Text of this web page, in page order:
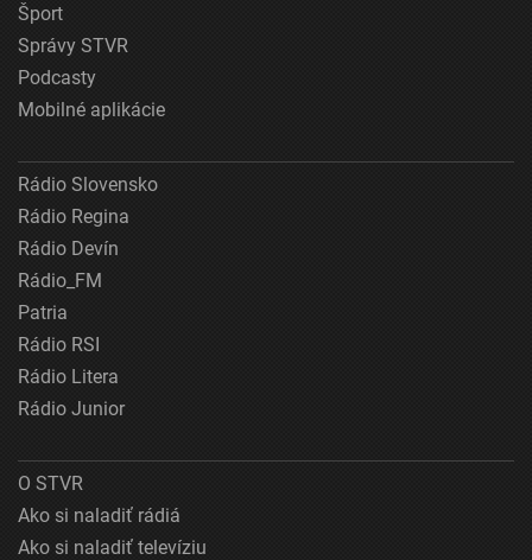
Šport
Správy STVR
Podcasty
Mobilné aplikácie
Rádio Slovensko
Rádio Regina
Rádio Devín
Rádio_FM
Patria
Rádio RSI
Rádio Litera
Rádio Junior
O STVR
Ako si naladiť rádiá
Ako si naladiť televíziu